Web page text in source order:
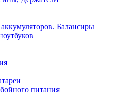
Балансиры
питания